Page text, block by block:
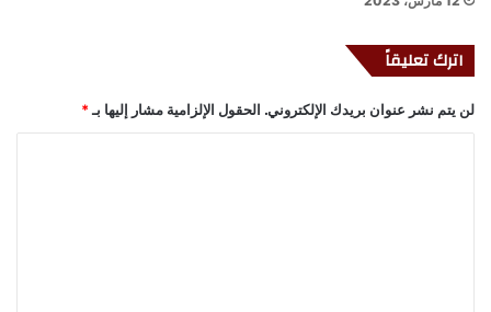
اترك تعليقاً
لن يتم نشر عنوان بريدك الإلكتروني. الحقول الإلزامية مشار إليها بـ*